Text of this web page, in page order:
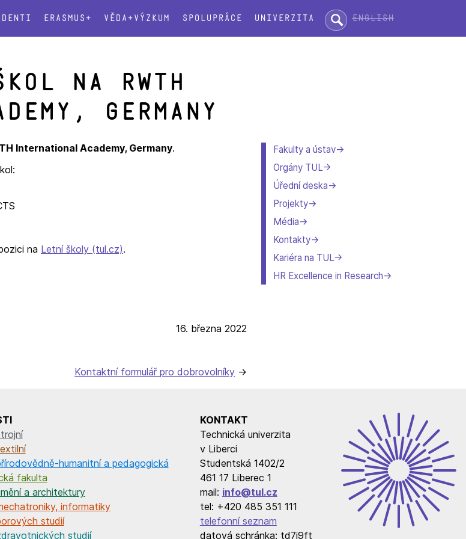
Erasmus+ Věda+výzkum Spolupráce Univerzita Hledat:English
Fakulty a ústav
Orgány TUL
Úřední deska
Projekty
Média
Kontakty
Kariéra na TUL
HR Excellence in Research
na RWTH
Germany
International Academy, Germany.
na Letní školy (tul.cz).
16. března 2022
Kontaktní formulář pro dobrovolníky
humanitní a pedagogická
fakulta
a architektury
informatiky
studií
studií
KONTAKT
Technická univerzita
v Liberci
Studentská 1402/2
461 17 Liberec 1
mail: info@tul.cz
tel: +420 485 351 111
telefonní seznam
datová schránka: td7j9ft